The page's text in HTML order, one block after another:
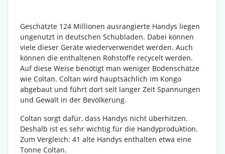
Geschätzte 124 Millionen ausrangierte Handys liegen
ungenutzt in deutschen Schubladen. Dabei können
viele dieser Geräte wiederverwendet werden. Auch
können die enthaltenen Rohstoffe recycelt werden.
Auf diese Weise benötigt man weniger Bodenschätze
wie Coltan. Coltan wird hauptsächlich im Kongo
abgebaut und führt dort seit langer Zeit Spannungen
und Gewalt in der Bevölkerung.
Coltan sorgt dafür, dass Handys nicht überhitzen.
Deshalb ist es sehr wichtig für die Handyproduktion.
Zum Vergleich: 41 alte Handys enthalten etwa eine
Tonne Coltan.